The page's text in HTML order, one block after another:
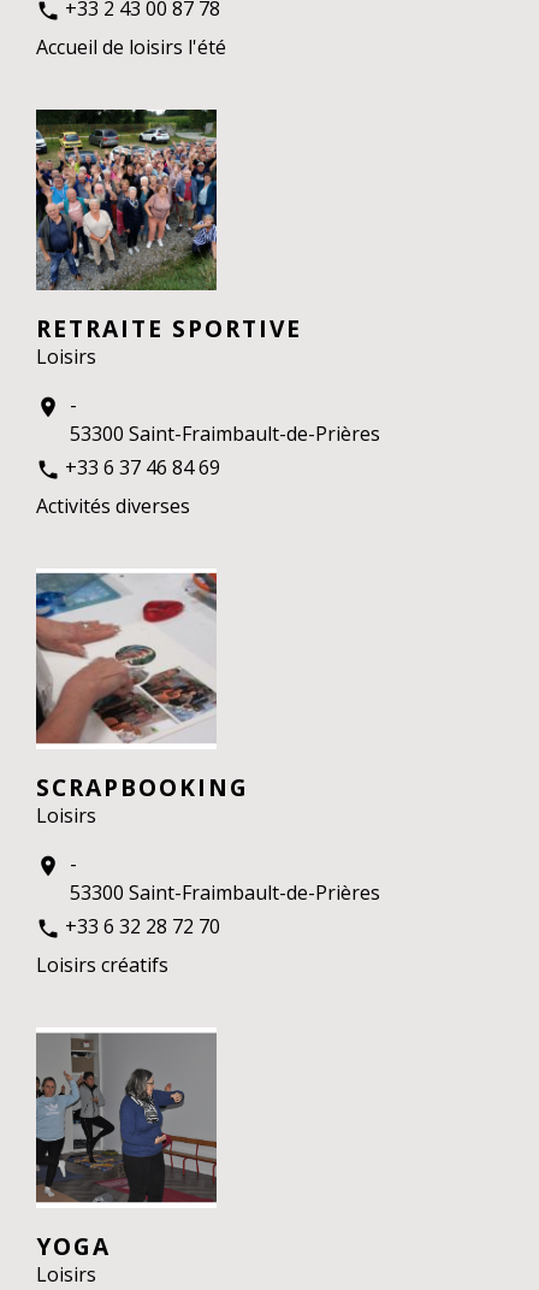
phone +33 2 43 00 87 78
Accueil de loisirs l'été
RETRAITE SPORTIVE
Loisirs
location_on
-
53300 Saint-Fraimbault-de-Prières
phone +33 6 37 46 84 69
Activités diverses
SCRAPBOOKING
Loisirs
location_on
-
53300 Saint-Fraimbault-de-Prières
phone +33 6 32 28 72 70
Loisirs créatifs
YOGA
Loisirs